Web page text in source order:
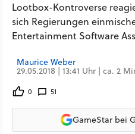
Lootbox-Kontroverse
sich Regierungen
Entertainment Software
Maurice Weber
29.05.2018 | 13:41 Uhr | ca. 2
0 51
GameStar bei